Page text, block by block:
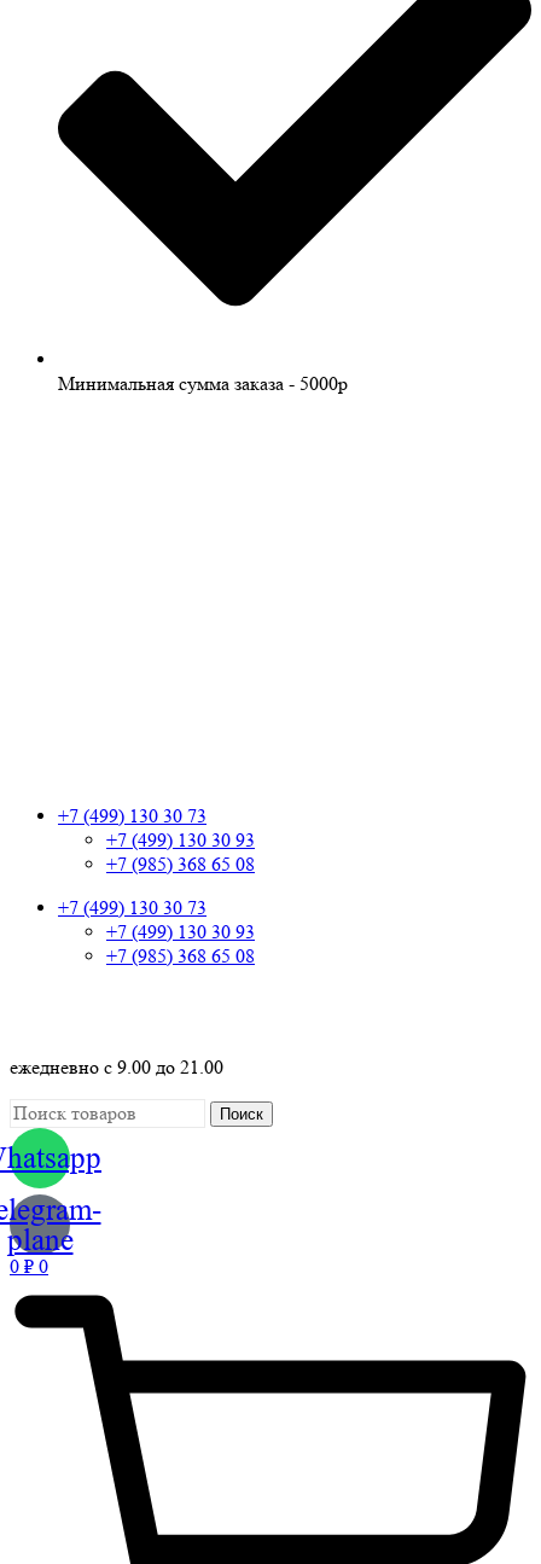
Минимальная сумма заказа - 5000р
+7 (499) 130 30 73
+7 (499) 130 30 93
+7 (985) 368 65 08
+7 (499) 130 30 73
+7 (499) 130 30 93
+7 (985) 368 65 08
ежедневно с 9.00 до 21.00
Поиск
plane
0 ₽ 0